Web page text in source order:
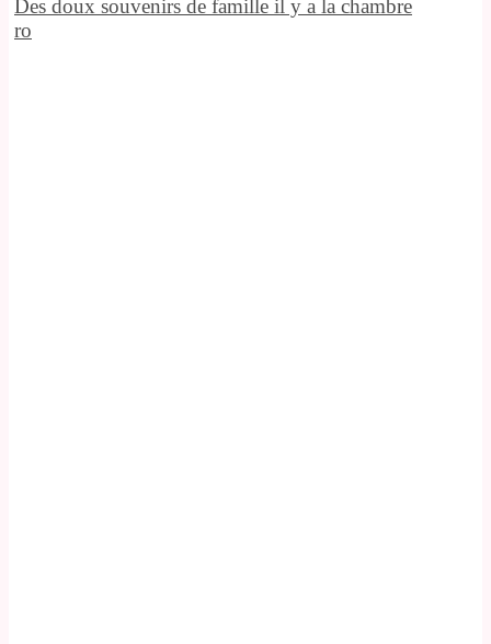
Des doux souvenirs de famille il y a la chambre
ro